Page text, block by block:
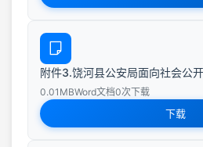
附件3.饶河县公安局面向社会公
0.01MBWord文档0次下载
下载